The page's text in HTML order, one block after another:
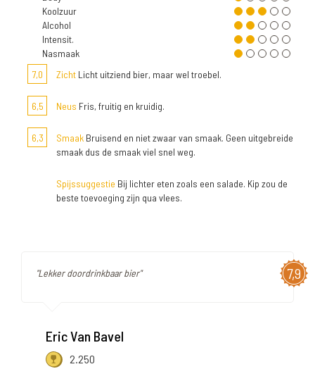
Koolzuur
Alcohol
Intensit.
Nasmaak
7,0
Zicht Licht uitziend bier, maar wel troebel.
6,5 Neus Fris, fruitig en kruidig.
6,3 Smaak Bruisend en niet zwaar van smaak. Geen uitgebreide
smaak dus de smaak viel snel weg.
Spijssuggestie Bij lichter eten zoals een salade. Kip zou de
beste toevoeging zijn qua vlees.
7,9
"Lekker doordrinkbaar bier"
Eric Van Bavel
2.250